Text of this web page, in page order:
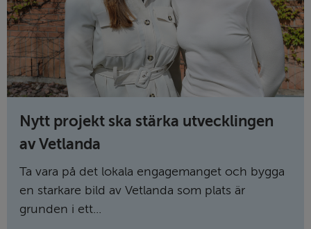
Nytt projekt ska stärka utvecklingen
av Vetlanda
Ta vara på det lokala engagemanget och bygga
en starkare bild av Vetlanda som plats är
grunden i ett...